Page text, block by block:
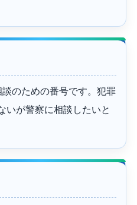
のための番号です。犯罪
いが警察に相談したいと